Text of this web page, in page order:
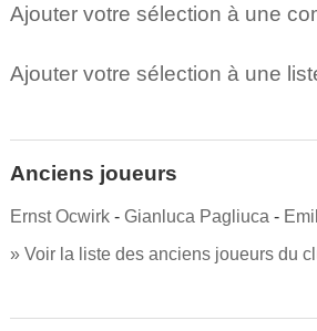
Ajouter votre sélection à une
Ajouter votre sélection à une
Anciens joueurs
Ernst Ocwirk- Gianluca Pagliuca -
» Voir la liste des anciens joueurs du